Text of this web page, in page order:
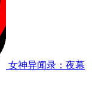
女神异闻录：夜幕